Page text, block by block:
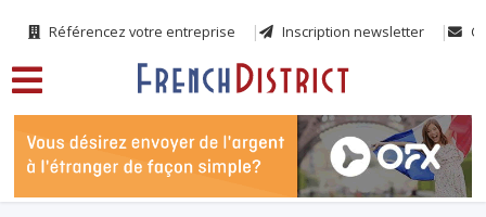
Référencez votre entreprise Inscription newsletter